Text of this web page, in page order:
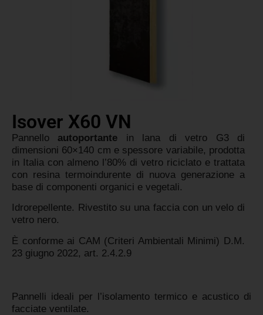
Isover X60 VN
Pannello autoportante in lana di vetro G3 di
dimensioni 60×140 cm e spessore variabile, prodotta
in Italia con almeno l’80% di vetro riciclato e trattata
con resina termoindurente di nuova generazione a
base di componenti organici e vegetali.
Idrorepellente. Rivestito su una faccia con un velo di
vetro nero.
È conforme ai CAM (Criteri Ambientali Minimi) D.M.
23 giugno 2022, art. 2.4.2.9
Pannelli ideali per l’isolamento termico e acustico di
facciate ventilate.